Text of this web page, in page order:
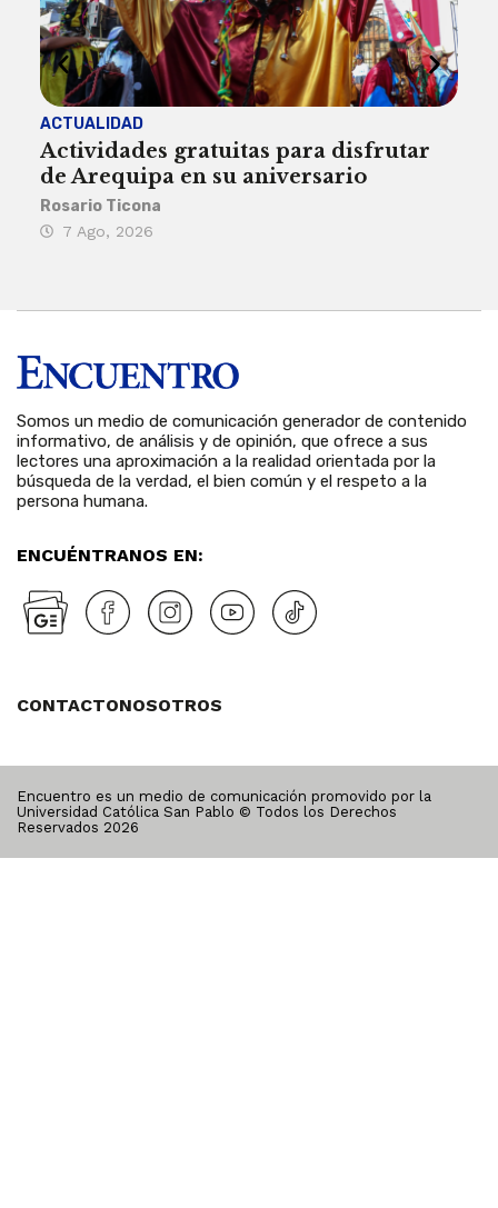
ACTUALIDAD
Actividades gratuitas para disfrutar
de Arequipa en su aniversario
Rosario Ticona
7 Ago, 2026
Somos un medio de comunicación generador de contenido
informativo, de análisis y de opinión, que ofrece a sus
lectores una aproximación a la realidad orientada por la
búsqueda de la verdad, el bien común y el respeto a la
persona humana.
ENCUÉNTRANOS EN:
CONTACTONOSOTROS
Encuentro es un medio de comunicación promovido por la
Universidad Católica San Pablo © Todos los Derechos
Reservados 2026